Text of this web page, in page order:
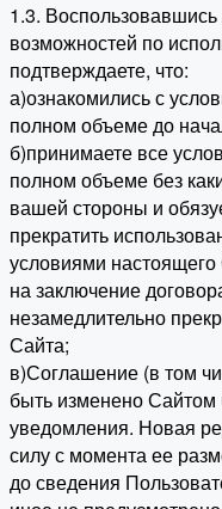
1.3.
возможностей по
подтверждаете, что:
а)ознакомились с
полном объеме до
б)принимаете все
полном объеме без
вашей стороны и
прекратить
условиями
на заключение
незамедлительно
Сайта;
в)Соглашение (в том
быть изменено Сайтом
уведомления. Новая
силу с момента ее
до сведения